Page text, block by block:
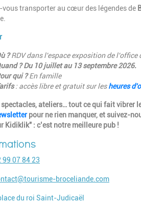
vous transporter au cœur des légendes de
?RDV dans l'espace exposition de l'office
? Du 10 juillet au 13 septembre 2026.
qui ?En famille
: accès libre et gratuit sur lesheures
ateliers… tout ce qui fait vibrer
pour ne rien manquer, et suivez-
Kidiklik" : c’est notre meilleure pub !
99 07 84 23
broceliande.com
du roi Saint-Judicaël